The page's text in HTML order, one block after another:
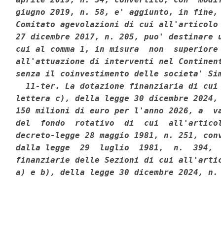
giugno 2019, n. 58, e' aggiunto, in
Comitato agevolazioni di cui all'articolo
27 dicembre 2017, n. 205, puo'
cui al comma 1, in misura  non
all'attuazione di interventi nel
senza il coinvestimento delle societa'
11-ter. La dotazione finanziaria di
lettera c), della legge 30 dicembre
150 milioni di euro per l'anno 2026, a
del  fondo  rotativo  di  cui
decreto-legge 28 maggio 1981, n. 251,
dalla legge  29  luglio  1981,  n.
finanziarie delle Sezioni di cui
a) e b), della legge 30 dicembre 2024,